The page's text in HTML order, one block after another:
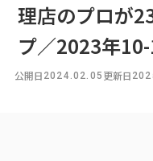
理店のプロが
プ／2023年
公開日 2024.02.05 更新日